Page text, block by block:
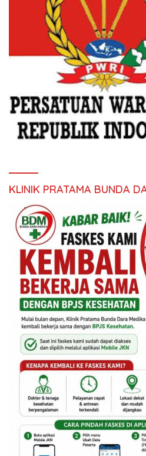
KLINIK PRATAMA BUNDA